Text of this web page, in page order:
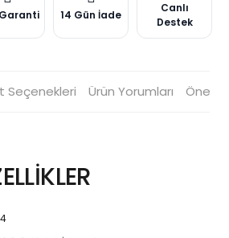
Garanti 14 Gün İade
Canlı
Destek
Seçenekleri Ürün Yorumları